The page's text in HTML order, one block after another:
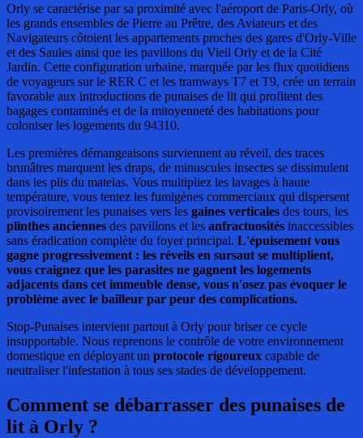
Orly se caractérise par sa proximité avec l'aéroport de Paris-Orly, où
les grands ensembles de Pierre au Prêtre, des Aviateurs et des
Navigateurs côtoient les appartements proches des gares d'Orly-Ville
et des Saules ainsi que les pavillons du Vieil Orly et de la Cité
Jardin. Cette configuration urbaine, marquée par les flux quotidiens
de voyageurs sur le RER C et les tramways T7 et T9, crée un terrain
favorable aux introductions de punaises de lit qui profitent des
bagages contaminés et de la mitoyenneté des habitations pour
coloniser les logements du 94310.
Les premières démangeaisons surviennent au réveil, des traces
brunâtres marquent les draps, de minuscules insectes se dissimulent
dans les plis du matelas. Vous multipliez les lavages à haute
température, vous tentez les fumigènes commerciaux qui dispersent
provisoirement les punaises vers les gaines verticales des tours, les
plinthes anciennes des pavillons et les anfractuosités inaccessibles
sans éradication complète du foyer principal. L'épuisement vous
gagne progressivement : les réveils en sursaut se multiplient,
vous craignez que les parasites ne gagnent les logements
adjacents dans cet immeuble dense, vous n'osez pas évoquer le
problème avec le bailleur par peur des complications.
Stop-Punaises intervient partout à Orly pour briser ce cycle
insupportable. Nous reprenons le contrôle de votre environnement
domestique en déployant un protocole rigoureux capable de
neutraliser l'infestation à tous ses stades de développement.
Comment se débarrasser des punaises de
lit à Orly ?